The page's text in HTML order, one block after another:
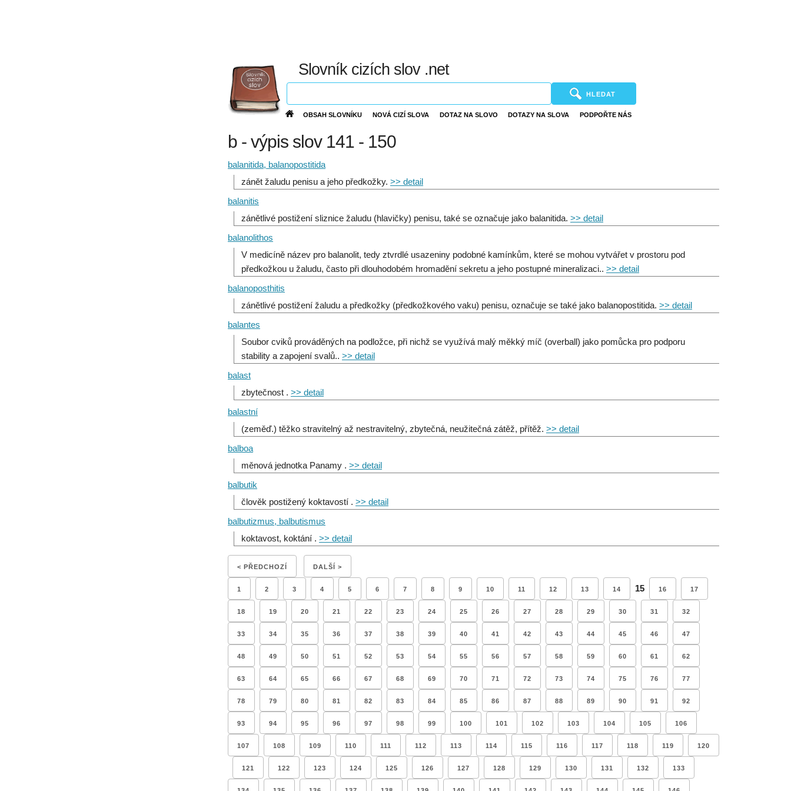
Slovník cizích slov .net
HLEDAT
OBSAH SLOVNÍKU NOVÁ CIZÍ SLOVA DOTAZ NA SLOVO DOTAZY NA SLOVA PODPOŘTE NÁS
b - výpis slov 141 - 150
balanitida, balanopostitida
zánět žaludu penisu a jeho předkožky. >> detail
balanitis
zánětlivé postižení sliznice žaludu (hlavičky) penisu, také se označuje jako balanitida. >> detail
balanolithos
V medicíně název pro balanolit, tedy ztvrdlé usazeniny podobné kamínkům, které se mohou vytvářet v prostoru pod
předkožkou u žaludu, často při dlouhodobém hromadění sekretu a jeho postupné mineralizaci.. >> detail
balanoposthitis
zánětlivé postižení žaludu a předkožky (předkožkového vaku) penisu, označuje se také jako balanopostitida. >> detail
balantes
Soubor cviků prováděných na podložce, při nichž se využívá malý měkký míč (overball) jako pomůcka pro podporu
stability a zapojení svalů.. >> detail
balast
zbytečnost . >> detail
balastní
(zeměď.) těžko stravitelný až nestravitelný, zbytečná, neužitečná zátěž, přítěž. >> detail
balboa
měnová jednotka Panamy . >> detail
balbutik
člověk postižený koktavostí . >> detail
balbutizmus, balbutismus
koktavost, koktání . >> detail
< PŘEDCHOZÍ DALŠÍ >
1 2 3 4 5 6 7 8 9 10 11 12 13 14 15 16 17
18 19 20 21 22 23 24 25 26 27 28 29 30 31 32
33 34 35 36 37 38 39 40 41 42 43 44 45 46 47
48 49 50 51 52 53 54 55 56 57 58 59 60 61 62
63 64 65 66 67 68 69 70 71 72 73 74 75 76 77
78 79 80 81 82 83 84 85 86 87 88 89 90 91 92
93 94 95 96 97 98 99 100 101 102 103 104 105 106
107 108 109 110 111 112 113 114 115 116 117 118 119 120
121 122 123 124 125 126 127 128 129 130 131 132 133